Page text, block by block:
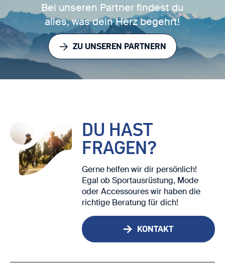
Bei unseren Partner findest du
alles, was dein Herz begehrt!
ZU UNSEREN PARTNERN
DU HAST
FRAGEN?
Gerne helfen wir dir persönlich!
Egal ob Sportausrüstung, Mode
oder Accessoures wir haben die
richtige Beratung für dich!
KONTAKT